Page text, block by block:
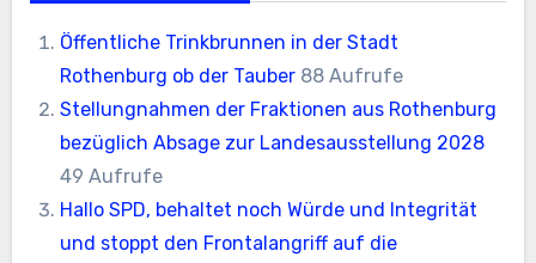
Öffentliche Trinkbrunnen in der Stadt
Rothenburg ob der Tauber 88 Aufrufe
Stellungnahmen der Fraktionen aus Rothenburg
bezüglich Absage zur Landesausstellung 2028
49 Aufrufe
Hallo SPD, behaltet noch Würde und Integrität
und stoppt den Frontalangriff auf die